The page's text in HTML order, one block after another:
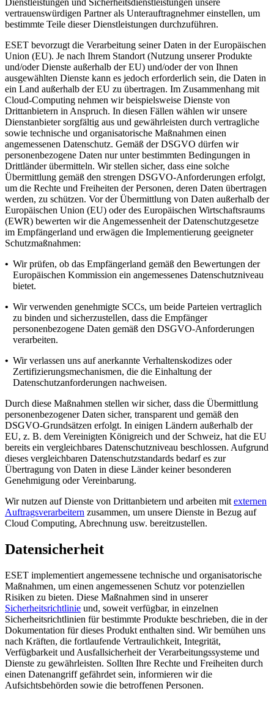
Dienstleistungen und Sicherheitsdienstleistungen unsere
vertrauenswürdigen Partner als Unterauftragnehmer einstellen, um
bestimmte Teile dieser Dienstleistungen durchzuführen.
ESET bevorzugt die Verarbeitung seiner Daten in der Europäischen
Union (EU). Je nach Ihrem Standort (Nutzung unserer Produkte
und/oder Dienste außerhalb der EU) und/oder der von Ihnen
ausgewählten Dienste kann es jedoch erforderlich sein, die Daten in
ein Land außerhalb der EU zu übertragen. Im Zusammenhang mit
Cloud-Computing nehmen wir beispielsweise Dienste von
Drittanbietern in Anspruch. In diesen Fällen wählen wir unsere
Dienstanbieter sorgfältig aus und gewährleisten durch vertragliche
sowie technische und organisatorische Maßnahmen einen
angemessenen Datenschutz. Gemäß der DSGVO dürfen wir
personenbezogene Daten nur unter bestimmten Bedingungen in
Drittländer übermitteln. Wir stellen sicher, dass eine solche
Übermittlung gemäß den strengen DSGVO-Anforderungen erfolgt,
um die Rechte und Freiheiten der Personen, deren Daten übertragen
werden, zu schützen. Vor der Übermittlung von Daten außerhalb der
Europäischen Union (EU) oder des Europäischen Wirtschaftsraums
(EWR) bewerten wir die Angemessenheit der Datenschutzgesetze
im Empfängerland und erwägen die Implementierung geeigneter
Schutzmaßnahmen:
• Wir prüfen, ob das Empfängerland gemäß den Bewertungen der
Europäischen Kommission ein angemessenes Datenschutzniveau
bietet.
• Wir verwenden genehmigte SCCs, um beide Parteien vertraglich
zu binden und sicherzustellen, dass die Empfänger
personenbezogene Daten gemäß den DSGVO-Anforderungen
verarbeiten.
• Wir verlassen uns auf anerkannte Verhaltenskodizes oder
Zertifizierungsmechanismen, die die Einhaltung der
Datenschutzanforderungen nachweisen.
Durch diese Maßnahmen stellen wir sicher, dass die Übermittlung
personenbezogener Daten sicher, transparent und gemäß den
DSGVO-Grundsätzen erfolgt. In einigen Ländern außerhalb der
EU, z. B. dem Vereinigten Königreich und der Schweiz, hat die EU
bereits ein vergleichbares Datenschutzniveau beschlossen. Aufgrund
dieses vergleichbaren Datenschutzstandards bedarf es zur
Übertragung von Daten in diese Länder keiner besonderen
Genehmigung oder Vereinbarung.
Wir nutzen auf Dienste von Drittanbietern und arbeiten mit externen
Auftragsverarbeitern zusammen, um unsere Dienste in Bezug auf
Cloud Computing, Abrechnung usw. bereitzustellen.
Datensicherheit
ESET implementiert angemessene technische und organisatorische
Maßnahmen, um einen angemessenen Schutz vor potenziellen
Risiken zu bieten. Diese Maßnahmen sind in unserer
Sicherheitsrichtlinie und, soweit verfügbar, in einzelnen
Sicherheitsrichtlinien für bestimmte Produkte beschrieben, die in der
Dokumentation für dieses Produkt enthalten sind. Wir bemühen uns
nach Kräften, die fortlaufende Vertraulichkeit, Integrität,
Verfügbarkeit und Ausfallsicherheit der Verarbeitungssysteme und
Dienste zu gewährleisten. Sollten Ihre Rechte und Freiheiten durch
einen Datenangriff gefährdet sein, informieren wir die
Aufsichtsbehörden sowie die betroffenen Personen.